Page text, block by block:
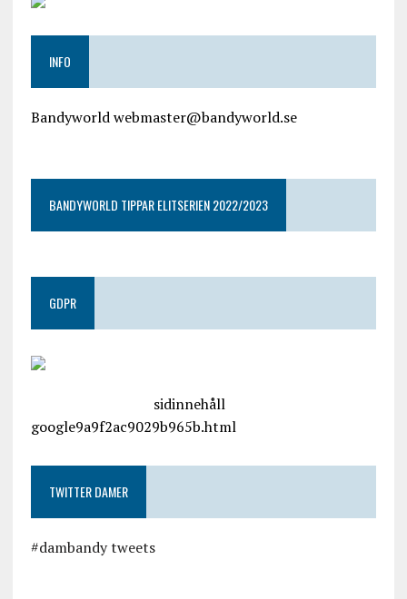
INFO
Bandyworld webmaster@bandyworld.se
BANDYWORLD TIPPAR ELITSERIEN 2022/2023
GDPR
sidinnehåll
google9a9f2ac9029b965b.html
TWITTER DAMER
#dambandy tweets